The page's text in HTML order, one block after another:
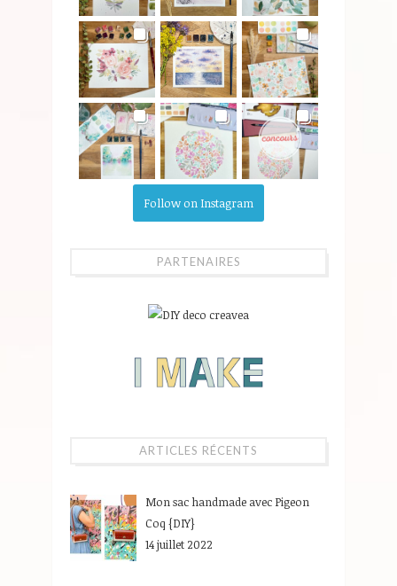
Follow on Instagram
PARTENAIRES
ARTICLES RÉCENTS
Mon sac handmade avec Pigeon
Coq {DIY}
14 juillet 2022